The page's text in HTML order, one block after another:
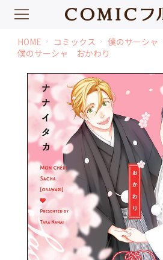
HOME chevron_right コミックス chevron_right 僕のサーシャ
僕のサーシャ おかわり